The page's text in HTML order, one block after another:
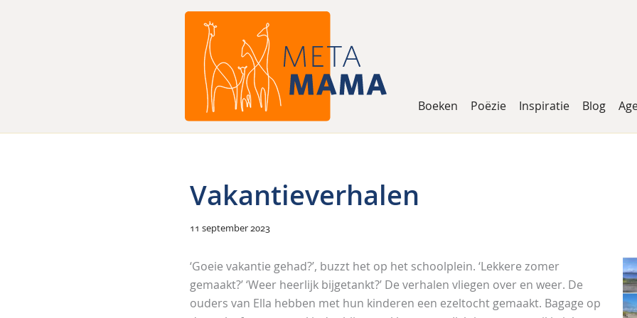
Boeken Poëzie Inspiratie Blog
Vakantieverhalen
11 september 2023
‘Goeie vakantie gehad?’, buzzt het op het schoolplein. ‘Lekkere zomer
gemaakt?’ ‘Weer heerlijk bijgetankt?’ De verhalen vliegen over en weer. De
ouders van Ella hebben met hun kinderen een ezeltocht gemaakt. Bagage op